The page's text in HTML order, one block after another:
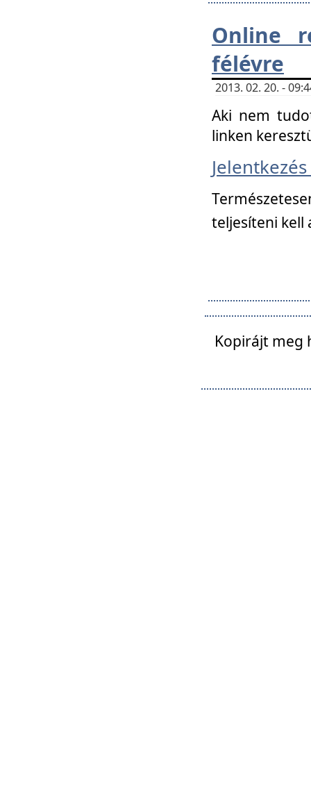
Online
félévre
2013. 02. 20. -
Aki nem
linken
Jelentkezés
teljesíteni kell
Kopirájt meg